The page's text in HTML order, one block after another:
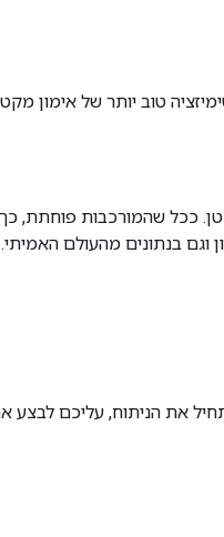
טוב יותר של אימון
ככל שהמורכבות פוחתת, כך
וגם בנתונים מהעולם האמיתי.
את הניתוח, עליכם לבצע